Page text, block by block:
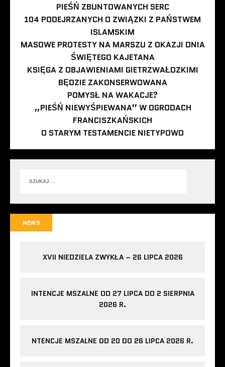
PIEŚŃ ZBUNTOWANYCH SERC
104 PODEJRZANYCH O ZWIĄZKI Z PAŃSTWEM
ISLAMSKIM
MASOWE PROTESTY NA MARSZU Z OKAZJI DNIA
ŚWIĘTEGO KAJETANA
KSIĘGA Z OBJAWIENIAMI GIETRZWAŁDZKIMI
BĘDZIE ZAKONSERWOWANA
POMYSŁ NA WAKACJE?
„PIEŚŃ NIEWYŚPIEWANA” W OGRODACH
FRANCISZKAŃSKICH
O STARYM TESTAMENCIE NIETYPOWO
NEWS
XVII NIEDZIELA ZWYKŁA – 26 LIPCA 2026
INTENCJE MSZALNE OD 27 LIPCA DO 2 SIERPNIA
2026 R.
NTENCJE MSZALNE OD 20 DO 26 LIPCA 2026 R.